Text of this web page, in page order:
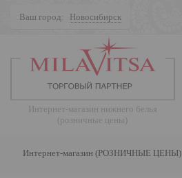
Ваш город: Новосибирск
Интернет-магазин нижнего белья
(розничные цены)
Интернет-магазин (РОЗНИЧНЫЕ ЦЕНЫ)